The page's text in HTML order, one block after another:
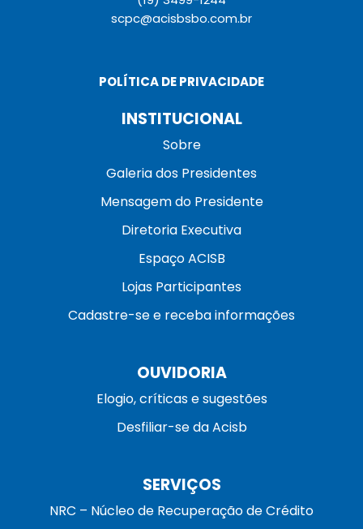
scpc@acisbsbo.com.br
POLÍTICA DE PRIVACIDADE
INSTITUCIONAL
Sobre
Galeria dos Presidentes
Mensagem do Presidente
Diretoria Executiva
Espaço ACISB
Lojas Participantes
Cadastre-se e receba informações
OUVIDORIA
Elogio, críticas e sugestões
Desfiliar-se da Acisb
SERVIÇOS
NRC – Núcleo de Recuperação de Crédito